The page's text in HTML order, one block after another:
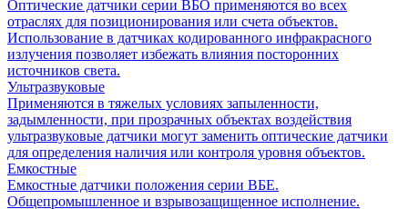
Оптические датчики серии ВБО применяются во всех
отраслях для позиционирования или счета объектов.
Использование в датчиках кодированного инфракрасного
излучения позволяет избежать влияния посторонних
источников света.
Ультразвуковые
Применяются в тяжелых условиях запыленности,
задымленности, при прозрачных объектах воздействия
ультразвуковые датчики могут заменить оптические датчики
для определения наличия или контроля уровня объектов.
Емкостные
Емкостные датчики положения серии ВБЕ.
Общепромышленное и взрывозащищенное исполнение.